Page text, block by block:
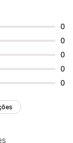
0
0
0
0
0